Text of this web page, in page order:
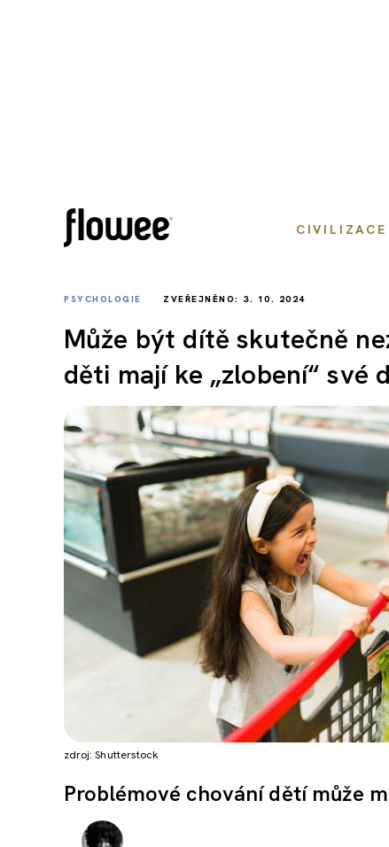
CIVILIZACE
PSYCHOLOGIE ZVEŘEJNĚNO: 3. 10. 2024
Může být dítě skutečně
děti mají ke „zlobení“ své
zdroj: Shutterstock
Problémové chování dětí může